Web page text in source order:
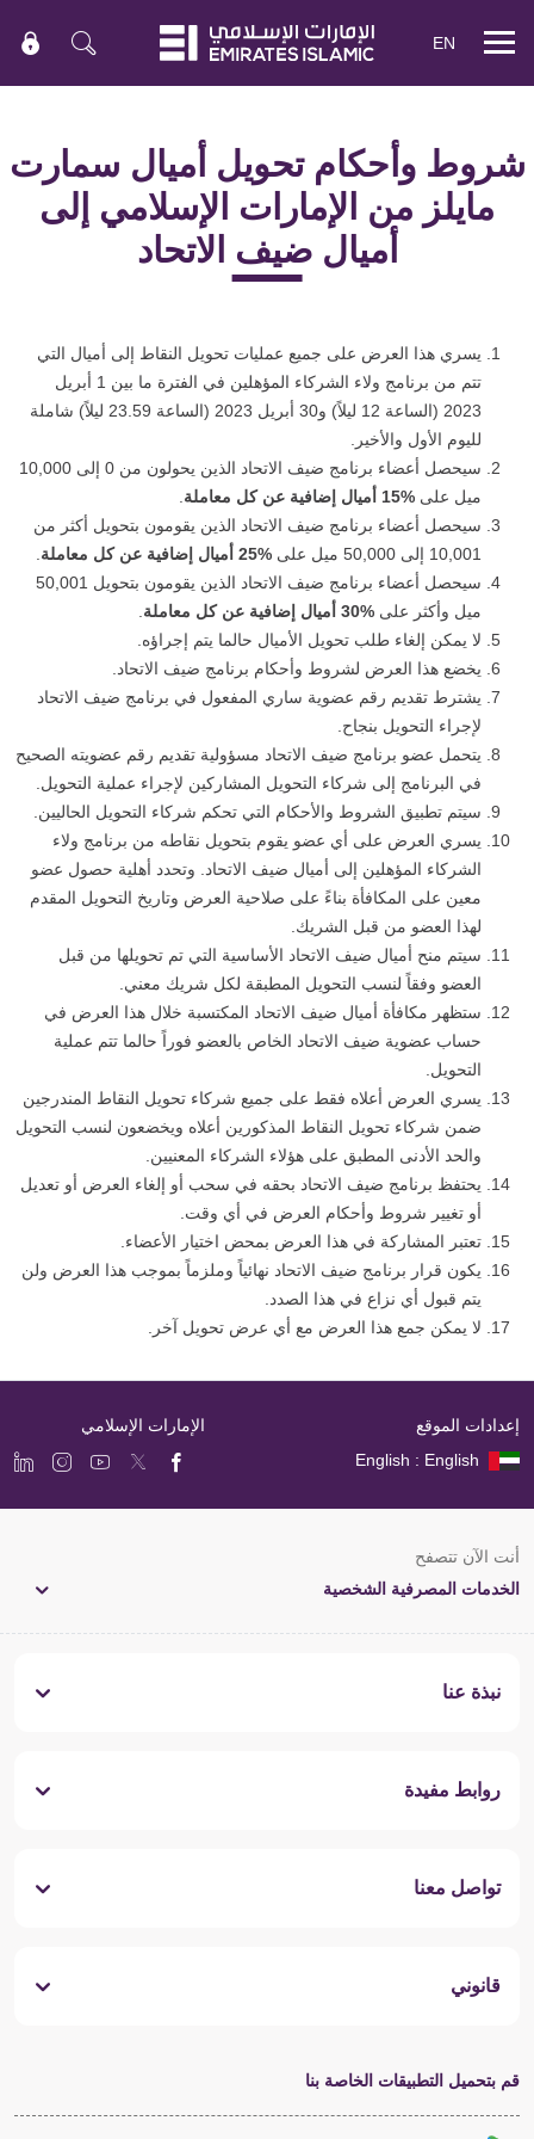
Mobile
EN
شروط وأحكام تحويل أميال سمارت
مايلز من الإمارات الإسلامي إلى
أميال ضيف الاتحاد
يسري هذا العرض على جميع عمليات تحويل النقاط إلى أميال التي
تتم من برنامج ولاء الشركاء المؤهلين في الفترة ما بين 1 أبريل
2023 (الساعة 12 ليلاً) و30 أبريل 2023 (الساعة 23.59 ليلاً) شاملة
لليوم الأول والأخير.
سيحصل أعضاء برنامج ضيف الاتحاد الذين يحولون من 0 إلى 10,000
ميل على 15% أميال إضافية عن كل معاملة
سيحصل أعضاء برنامج ضيف الاتحاد الذين يقومون بتحويل أكثر من
10,001 إلى 50,000 ميل على
25% أميال إضافية عن كل معاملة
سيحصل أعضاء برنامج ضيف الاتحاد الذين يقومون بتحويل 50,001
ميل وأكثر على 30% أميال إضافية عن كل معاملة
لا يمكن إلغاء طلب تحويل الأميال حالما يتم إجراؤه.
يخضع هذا العرض لشروط وأحكام برنامج ضيف الاتحاد.
يشترط تقديم رقم عضوية ساري المفعول في برنامج ضيف الاتحاد
لإجراء التحويل بنجاح.
يتحمل عضو برنامج ضيف الاتحاد مسؤولية تقديم رقم عضويته الصحيح
في البرنامج إلى شركاء التحويل المشاركين لإجراء عملية التحويل.
سيتم تطبيق الشروط والأحكام التي تحكم شركاء التحويل الحاليين.
يسري العرض على أي عضو يقوم بتحويل نقاطه من برنامج ولاء
الشركاء المؤهلين إلى أميال ضيف الاتحاد. وتحدد أهلية حصول عضو
معين على المكافأة بناءً على صلاحية العرض وتاريخ التحويل المقدم
لهذا العضو من قبل الشريك.
سيتم منح أميال ضيف الاتحاد الأساسية التي تم تحويلها من قبل
العضو وفقاً لنسب التحويل المطبقة لكل شريك معني.
ستظهر مكافأة أميال ضيف الاتحاد المكتسبة خلال هذا العرض في
حساب عضوية ضيف الاتحاد الخاص بالعضو فوراً حالما تتم عملية
التحويل.
يسري العرض أعلاه فقط على جميع شركاء تحويل النقاط المندرجين
ضمن شركاء تحويل النقاط المذكورين أعلاه ويخضعون لنسب التحويل
والحد الأدنى المطبق على هؤلاء الشركاء المعنيين.
يحتفظ برنامج ضيف الاتحاد بحقه في سحب أو إلغاء العرض أو تعديل
أو تغيير شروط وأحكام العرض في أي وقت.
تعتبر المشاركة في هذا العرض بمحض اختيار الأعضاء.
يكون قرار برنامج ضيف الاتحاد نهائياً وملزماً بموجب هذا العرض ولن
يتم قبول أي نزاع في هذا الصدد.
لا يمكن جمع هذا العرض مع أي عرض تحويل آخر.
إعدادات الموقع
English : English
الإمارات الإسلامي
أنت الآن تتصفح
الخدمات المصرفية الشخصية
نبذة عنا
روابط مفيدة
تواصل معنا
قانوني
قم بتحميل التطبيقات الخاصة بنا